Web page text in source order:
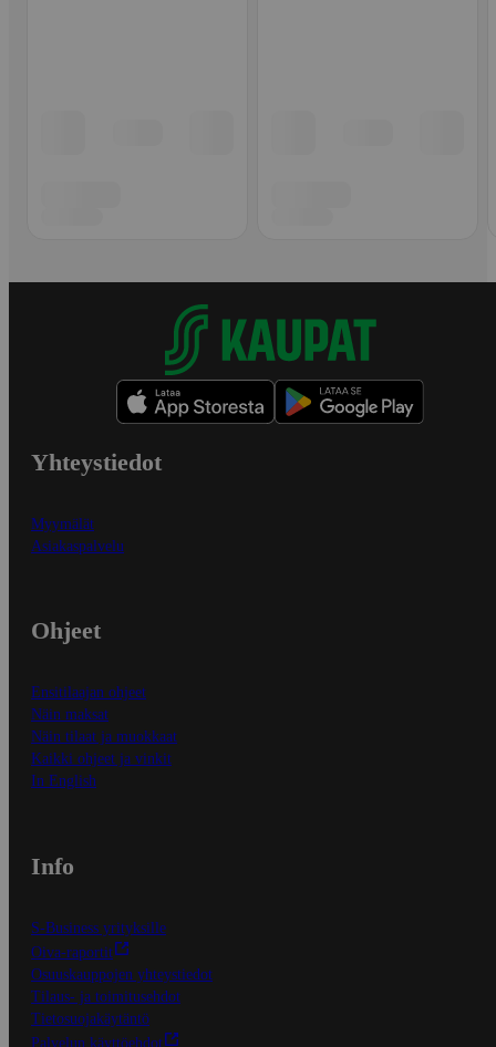
Yhteystiedot
Myymälät
Asiakaspalvelu
Ohjeet
Ensitilaajan ohjeet
Näin maksat
Näin tilaat ja muokkaat
Kaikki ohjeet ja vinkit
In English
Info
S-Business yrityksille
Oiva-raportit
Osuuskauppojen yhteystiedot
Tilaus- ja toimitusehdot
Tietosuojakäytäntö
Palvelun käyttöehdot